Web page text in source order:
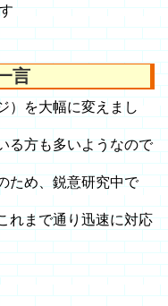
言
）を大幅に変えまし
る方も多いようなので
ため、鋭意研究中で
れまで通り迅速に対応